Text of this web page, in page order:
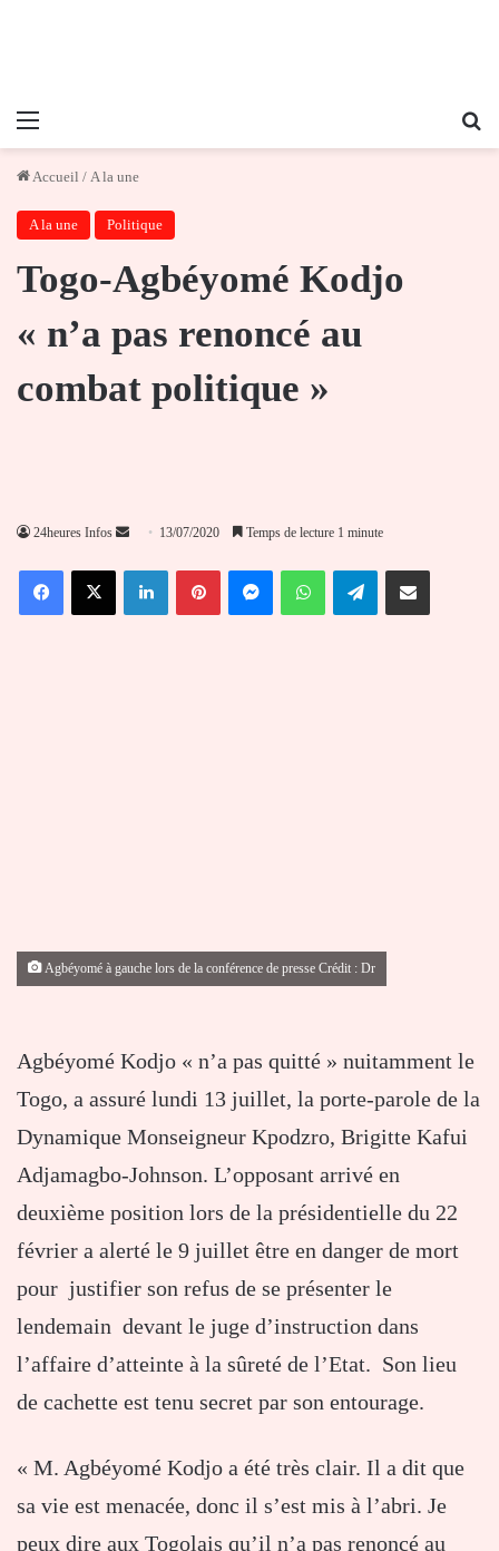
Menu
Accueil / A la une
A la une Politique
Togo-Agbéyomé Kodjo
« n’a pas renoncé au
combat politique »
24heures Infos
Envoyer
courriel
13/07/2020 Temps de lecture 1 minute
FacebookX LinkedinPinterestMessengerWhatsAppTelegramPartager par email
Agbéyomé à gauche lors de la conférence de presse Crédit : Dr
Agbéyomé Kodjo « n’a pas quitté » nuitamment le
Togo, a assuré lundi 13 juillet, la porte-parole de la
Dynamique Monseigneur Kpodzro, Brigitte Kafui
Adjamagbo-Johnson. L’opposant arrivé en
deuxième position lors de la présidentielle du 22
février a alerté le 9 juillet être en danger de mort
pour justifier son refus de se présenter le
lendemain devant le juge d’instruction dans
l’affaire d’atteinte à la sûreté de l’Etat. Son lieu
de cachette est tenu secret par son entourage.
« M. Agbéyomé Kodjo a été très clair. Il a dit que
sa vie est menacée, donc il s’est mis à l’abri. Je
peux dire aux Togolais qu’il n’a pas renoncé au